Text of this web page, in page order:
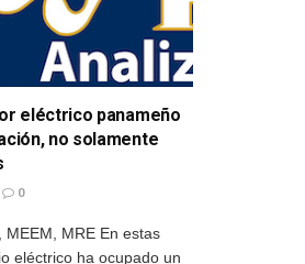
eléctrico panameño
no solamente
0
MEEM, MRE En estas
eléctrico ha ocupado un